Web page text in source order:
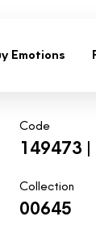
Emotions
Code
149473 |
Collection
00645